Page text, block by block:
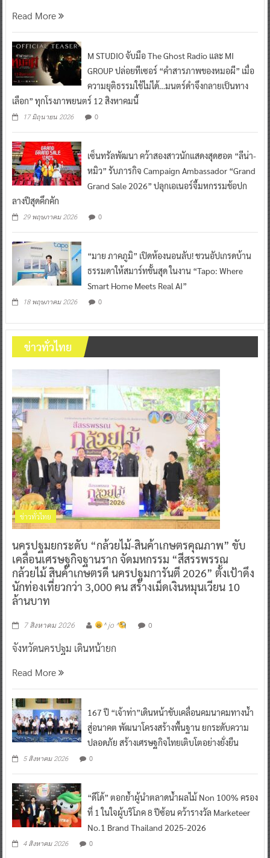
Read More
M STUDIO จับมือ The Ghost Radio และ MI
GROUP ปล่อยทีเซอร์ “คำสารภาพของหมอผี” เมื่อ
ความยุติธรรมใช้ไม่ได้…มนตร์ดำจึงกลายเป็นทาง
เลือก” ทุกโรงภาพยนตร์ 12 สิงหาคมนี้
17 มิถุนายน 2026 0
เซ็นทรัลพัฒนา คว้าสองสาวนักแสดงสุดฮอต “ลีน่า-
หมิว” รับภารกิจ Campaign Ambassador “Grand
Grand Sale 2026” ปลุกเอเนอร์จี้มหกรรมช้อปก
ลางปีสุดคึกคัก
29 พฤษภาคม 2026 0
“มาย ภาคภูมิ” เปิดห้องนอนลับ! ชวนอัปเกรดบ้าน
ธรรมดาให้สมาร์ทขั้นสุด ในงาน “Tapo: Where
Smart Home Meets Real AI”
18 พฤษภาคม 2026 0
ข่าวทั่วไทย
ข่าวทั่วไทย
นครปฐมยกระดับ “กล้วยไม้-สินค้าเกษตรคุณภาพ” ขับ
เคลื่อนเศรษฐกิจฐานราก จัดมหกรรม “สีสรรพรรณ
กล้วยไม้ สินค้าเกษตรดี นครปฐมการันตี 2026” ตั้งเป้าดึง
นักท่องเที่ยวกว่า 3,000 คน สร้างเม็ดเงินหมุนเวียน 10
ล้านบาท
7 สิงหาคม 2026 ^ jo ^ 0
จังหวัดนครปฐม เดินหน้ายก
Read More
167 ปี “เจ้าท่า”เดินหน้าขับเคลื่อนคมนาคมทางน้ำ
สู่อนาคต พัฒนาโครงสร้างพื้นฐาน ยกระดับความ
ปลอดภัย สร้างเศรษฐกิจไทยเติบโตอย่างยั่งยืน
5 สิงหาคม 2026 0
“ดีโด้” ตอกย้ำผู้นำตลาดน้ำผลไม้ Non 100% ครอง
ที่ 1 ในใจผู้บริโภค 8 ปีซ้อน คว้ารางวัล Marketeer
No.1 Brand Thailand 2025-2026
4 สิงหาคม 2026 0